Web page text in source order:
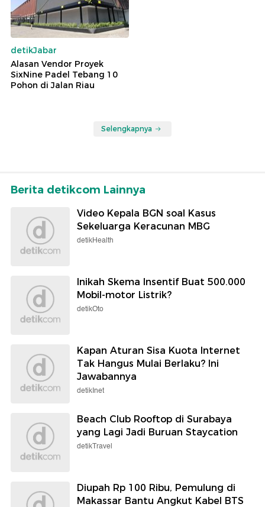
detikJabar
Alasan Vendor Proyek
SixNine Padel Tebang 10
Pohon di Jalan Riau
Selengkapnya
Berita detikcom Lainnya
Video Kepala BGN soal Kasus
Sekeluarga Keracunan MBG
detikHealth
Inikah Skema Insentif Buat 500.000
Mobil-motor Listrik?
detikOto
Kapan Aturan Sisa Kuota Internet
Tak Hangus Mulai Berlaku? Ini
Jawabannya
detikInet
Beach Club Rooftop di Surabaya
yang Lagi Jadi Buruan Staycation
detikTravel
Diupah Rp 100 Ribu, Pemulung di
Makassar Bantu Angkut Kabel BTS